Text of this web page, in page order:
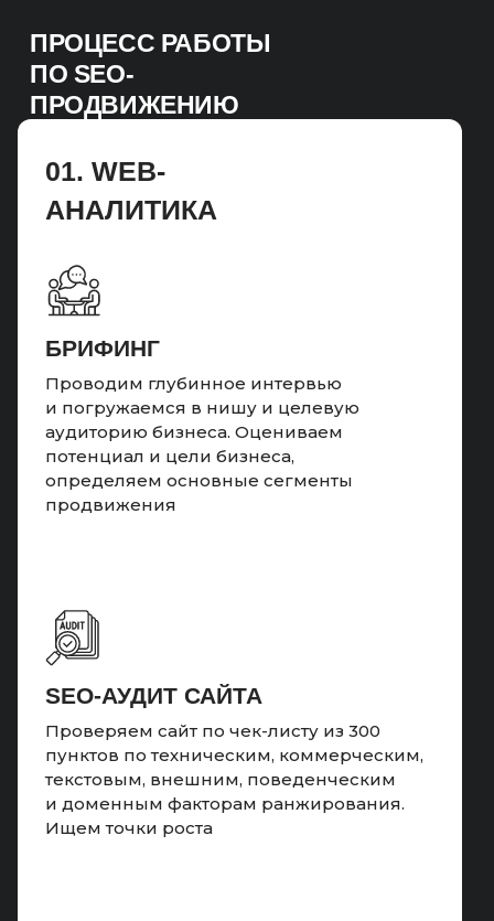
ПРОЦЕСС РАБОТЫ
ПО SEO-
ПРОДВИЖЕНИЮ
БРИФИНГ
Проводим глубинное интервью
и погружаемся в нишу и целевую
аудиторию бизнеса. Оцениваем
потенциал и цели бизнеса,
определяем основные сегменты
продвижения
01. WEB-
АНАЛИТИКА
SEO-АУДИТ САЙТА
Проверяем сайт по чек-листу из 300
пунктов по техническим, коммерческим,
текстовым, внешним, поведенческим
и доменным факторам ранжирования.
Ищем точки роста